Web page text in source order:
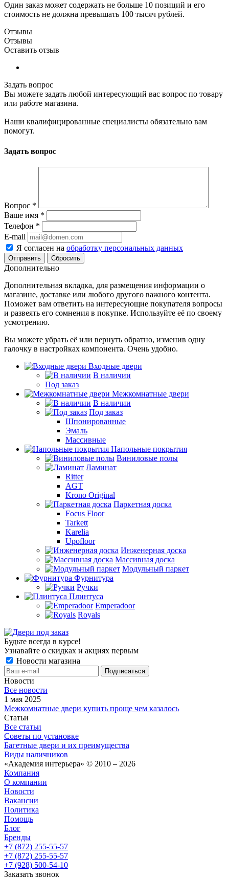
Один заказ может содержать не больше 10 позиций и его
стоимость не должна превышать 100 тысяч рублей.
Отзывы
Отзывы
Оставить отзыв
Задать вопрос
Вы можете задать любой интересующий вас вопрос по товару
или работе магазина.
Наши квалифицированные специалисты обязательно вам
помогут.
Задать вопрос
Вопрос *
Ваше имя *
Телефон *
E-mail
Я согласен на обработку персональных данных
Сбросить
Дополнительно
Дополнительная вкладка, для размещения информации о
магазине, доставке или любого другого важного контента.
Поможет вам ответить на интересующие покупателя вопросы
и развеять его сомнения в покупке. Используйте её по своему
усмотрению.
Вы можете убрать её или вернуть обратно, изменив одну
галочку в настройках компонента. Очень удобно.
Входные двери
В наличии
Под заказ
Межкомнатные двери
В наличии
Под заказ
Шпонированные
Эмаль
Массивные
Напольные покрытия
Виниловые полы
Ламинат
Ritter
AGT
Krono Original
Паркетная доска
Focus Floor
Tarkett
Karelia
Upofloor
Инженерная доска
Массивная доска
Модульный паркет
Фурнитура
Ручки
Плинтуса
Emperadoor
Royals
Будьте всегда в курсе!
Узнавайте о скидках и акциях первым
Новости магазина
Новости
Все новости
1 мая 2025
Межкомнатные двери купить проще чем казалось
Статьи
Все статьи
Советы по установке
Багетные двери и их преимущества
Виды наличников
«Академия интерьера» © 2010 – 2026
Компания
О компании
Новости
Вакансии
Политика
Помощь
Блог
Бренды
+7 (872) 255-55-57
+7 (872) 255-55-57
+7 (928) 500-54-10
Заказать звонок